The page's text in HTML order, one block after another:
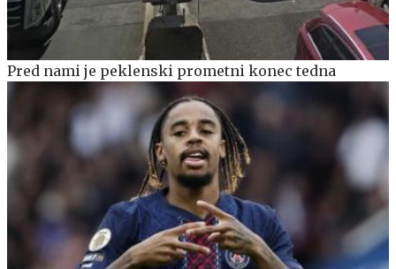
Pred nami je peklenski prometni konec tedna